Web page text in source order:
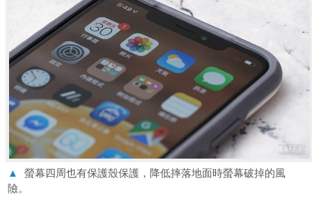
▲
螢幕四周也有保護殼保護，降低摔落地面時螢幕破掉的風
險。